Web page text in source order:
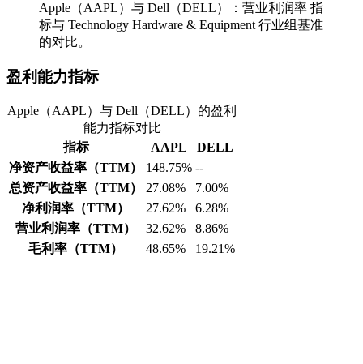
Apple（AAPL）与 Dell（DELL）：营业利润率 指
标与 Technology Hardware & Equipment 行业组基准
的对比。
盈利能力指标
Apple（AAPL）与 Dell（DELL）的盈利
能力指标对比
指标
AAPL
DELL
净资产收益率（TTM）
148.75% --
总资产收益率（TTM）
27.08%
7.00%
净利润率（TTM）
27.62%
6.28%
营业利润率（TTM）
32.62%
8.86%
毛利率（TTM）
48.65% 19.21%